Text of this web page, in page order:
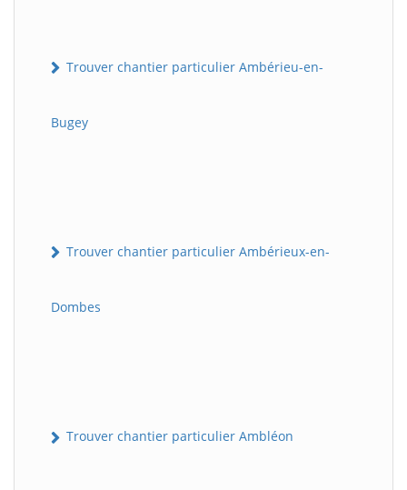
Trouver chantier particulier Ambérieu-en-
Bugey
Trouver chantier particulier Ambérieux-en-
Dombes
Trouver chantier particulier Ambléon